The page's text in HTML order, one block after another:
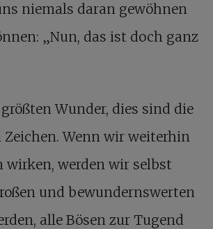
niemals daran gewöhnen
„Nun, das ist doch ganz
Wunder, dies sind die
Zeichen. Wenn wir weiterhin
wirken, werden wir selbst
und bewundernswerten
alle Bösen zur Tugend